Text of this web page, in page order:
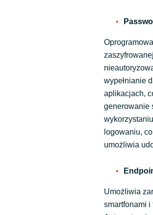
wypełnianie
aplikacjach,
generowanie
logowaniu,
umożliwia
Umożliwia
smartfonami